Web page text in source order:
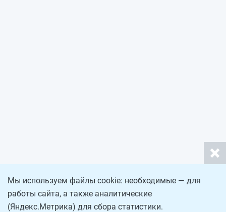
Мы используем файлы cookie: необходимые — для
работы сайта, а также аналитические
(Яндекс.Метрика) для сбора статистики.